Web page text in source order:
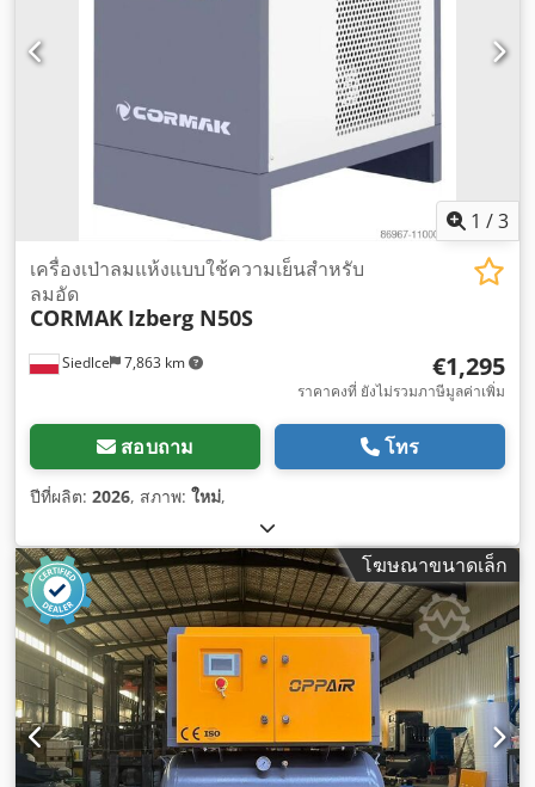
1 /3
Siedlce 7,863 km
เครื่องเป่าลมแห้งแบบใช้ความเย็นสำหรับ
ลมอัด
CORMAK Izberg N50S
€1,295
ราคาคงที่ ยังไม่รวมภาษีมูลค่าเพิ่ม
สอบถาม โทร
ปีที่ผลิต: 2026, สภาพ: ใหม่,
โฆษณาขนาดเล็ก